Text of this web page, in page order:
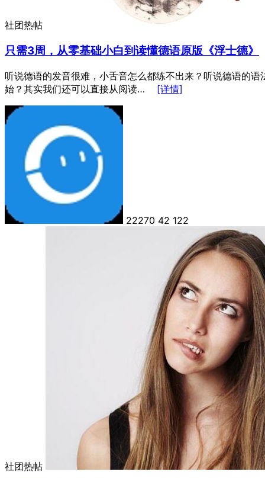
社团热帖
只需3周，从零基础小白到读懂德语原版《浮士德》
听说德语的发音很难，小舌音怎么都练不出来？听说德语的
始？其实我们还可以直接从阅读… [详情]
22270 42 122
社团热帖